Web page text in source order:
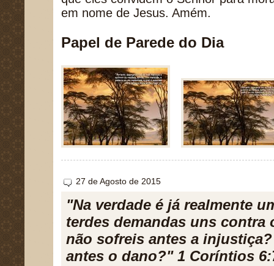
em nome de Jesus. Amém.
Papel de Parede do Dia
27 de Agosto de 2015
"Na verdade é já realmente
terdes demandas uns contra
não sofreis antes a
antes o dano?" 1 Coríntios